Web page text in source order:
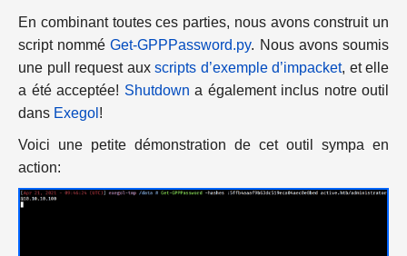
En combinant toutes ces parties, nous avons construit un
script nomméGet-GPPPassword.py. Nous avons soumis
une pull request aux scripts d’exemple d’impacket, et elle
a été acceptée! Shutdown a également inclus notre outil
dans Exegol !
Voici une petite démonstration de cet outil sympa en
action: